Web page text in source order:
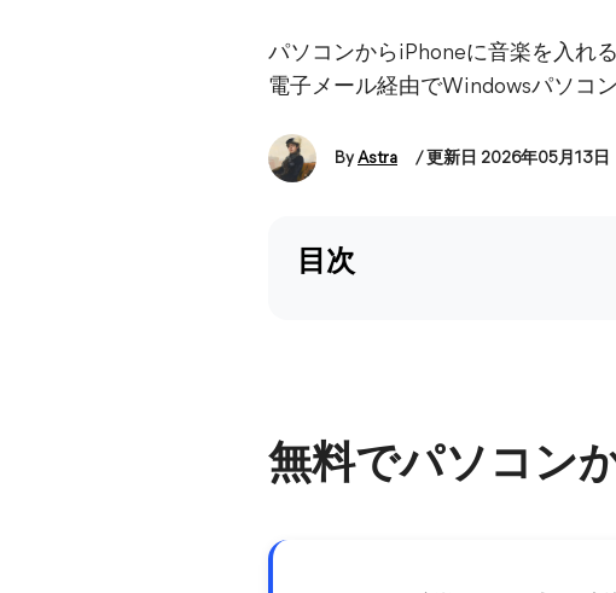
パソコンからiPhoneに音楽を入れ
電子メール経由でWindowsパソコ
ByAstra / 更新日 2026年05月13日
目次
無料でパソコン